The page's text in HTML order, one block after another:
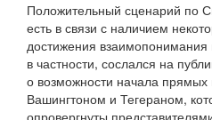
Положительный сценарий по
есть в связи с наличием
достижения
в частности, сослался на
о возможности начала прямых
Вашингтоном и Тегераном,